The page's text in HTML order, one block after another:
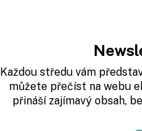
Každou středu vám
můžete přečíst na webu
přináší zajímavý obsah,